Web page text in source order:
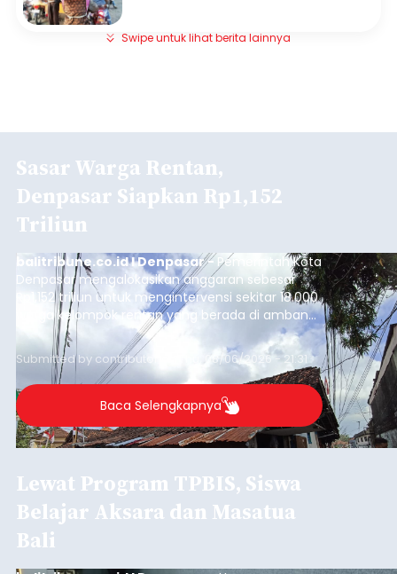
Swipe untuk lihat berita lainnya
Sasar Warga Rentan,
Denpasar Siapkan Rp1,152
Triliun
balitribune.co.id I Denpasar - Pemerintah Kota
Denpasar mengalokasikan anggaran sebesar
Rp1,152 triliun untuk mengintervensi sekitar 18.000
warga kelompok rentan yang berada di ambang
garis kemiskinan. Langkah strategis ini diambil
guna menjaga masyarakat yang berada pada
kelompok desil 5 dan 6 tersebut agar tidak
merosot ke kategori miskin.
Submitted by contributor Thu, 08/06/2026 - 21:31
Baca Selengkapnya
Lewat Program TPBIS, Siswa
Belajar Aksara dan Masatua
Bali